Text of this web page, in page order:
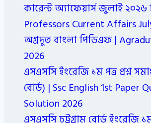
কারেন্ট অ্যাফেয়ার্স জুলাই
Professors Current Affairs
অগ্রদূত বাংলা পিডিএফ |
2026
এসএসসি ইংরেজি ১ম পত্র প্রশ্ন
বোর্ড) | Ssc English 1st Paper
Solution 2026
এসএসসি চট্রগ্রাম বোর্ড ইংরেজি